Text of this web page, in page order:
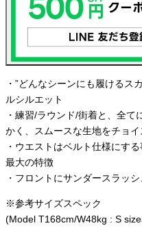
・”どんなシーンにも履けるス
ルシルエット
・練習/ラウンド/街着と、全
かく、スムースな生地をチョイ
・ウエストはベルト仕様にす
最大の特徴
・フロントにサンダースラッ
※参考サイズスペック
(Model T168cm/W48kg : S